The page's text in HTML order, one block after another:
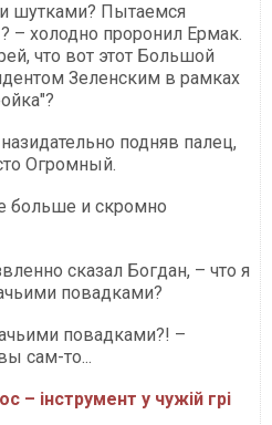
шутками? Пытаемся
– холодно проронил Ермак.
что вот этот Большой
Зеленским в рамках
подняв палец,
Огромный.
больше и скромно
сказал Богдан, – что я
повадками?
повадками?! –
сам-то...
– інструмент у чужій грі